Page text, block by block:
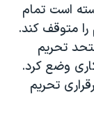
است تمام
را متوقف کند.
تحریم
وضع کرد.
تحریم